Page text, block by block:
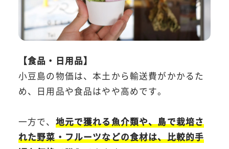
【食品・日用品】
小豆島の物価は、本土から輸送費がかかるた
め、日用品や食品はやや高めです。
一方で、 地元で獲れる魚介類や、島で栽培さ
れた野菜・フルーツなどの食材は、比較的手